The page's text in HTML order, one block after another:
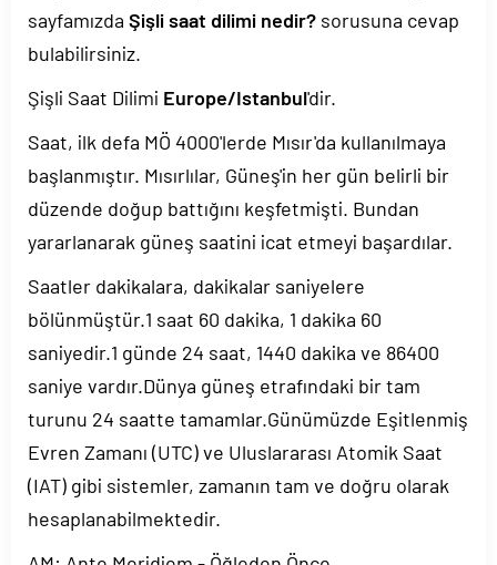
sayfamızda Şişli saat dilimi nedir? sorusuna cevap
bulabilirsiniz.
Şişli Saat Dilimi Europe/Istanbul'dir.
Saat, ilk defa MÖ 4000'lerde Mısır'da kullanılmaya
başlanmıştır. Mısırlılar, Güneş'in her gün belirli bir
düzende doğup battığını keşfetmişti. Bundan
yararlanarak güneş saatini icat etmeyi başardılar.
Saatler dakikalara, dakikalar saniyelere
bölünmüştür.1 saat 60 dakika, 1 dakika 60
saniyedir.1 günde 24 saat, 1440 dakika ve 86400
saniye vardır.Dünya güneş etrafındaki bir tam
turunu 24 saatte tamamlar.Günümüzde Eşitlenmiş
Evren Zamanı (UTC) ve Uluslararası Atomik Saat
(IAT) gibi sistemler, zamanın tam ve doğru olarak
hesaplanabilmektedir.